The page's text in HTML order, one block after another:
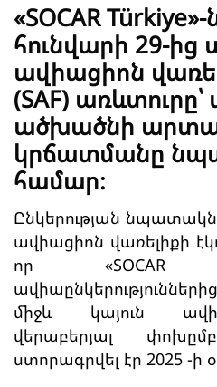
«SOCAR
հունվարի 29-ից
ավիացիոն
(SAF)
ածխածնի
կրճատմանը
համար։
Ընկերության նպատակն
ավիացիոն վառելիքի
որ «SOCAR
միջև կայուն
վերաբերյալ
ստորագրվել էր 2025 -ի